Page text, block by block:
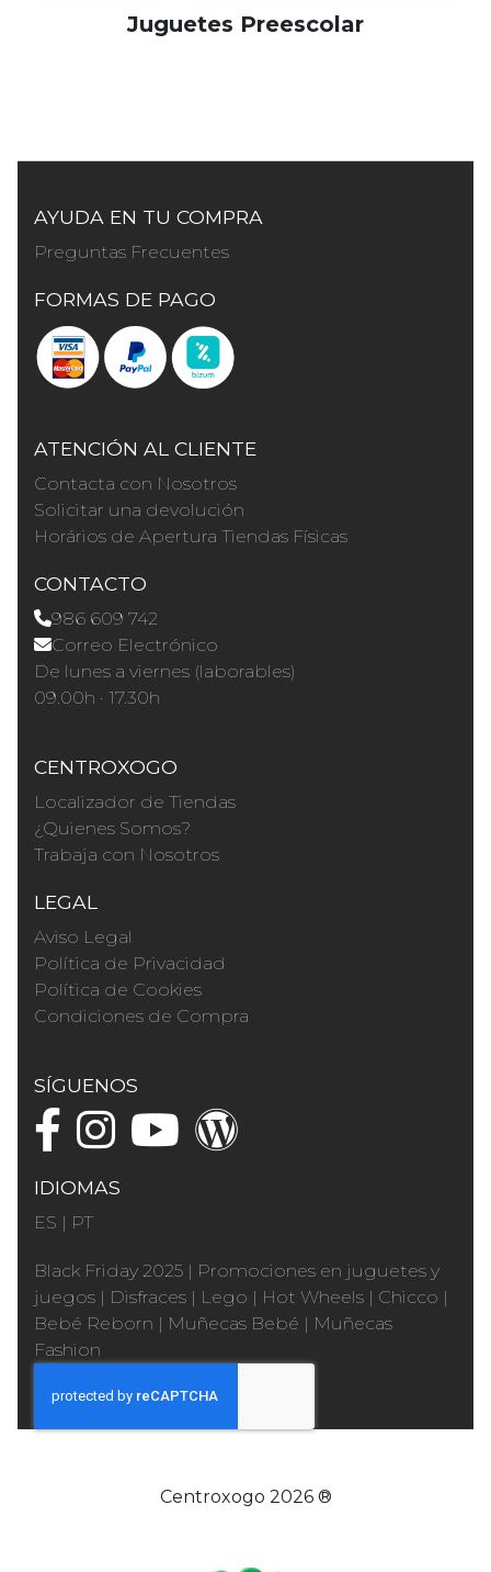
Juguetes Preescolar
AYUDA EN TU COMPRA
Preguntas Frecuentes
FORMAS DE PAGO
ATENCIÓN AL CLIENTE
Contacta con Nosotros
Solicitar una devolución
Horários de Apertura Tiendas Físicas
CONTACTO
986 609 742
Correo Electrónico
De lunes a viernes (laborables)
09.00h · 17.30h
CENTROXOGO
Localizador de Tiendas
¿Quienes Somos?
Trabaja con Nosotros
LEGAL
Aviso Legal
Política de Privacidad
Política de Cookies
Condiciones de Compra
SÍGUENOS
IDIOMAS
ES | PT
Black Friday 2025 | Promociones en juguetes y
juegos | Disfraces | Lego | Hot Wheels | Chicco |
Bebé Reborn | Muñecas Bebé | Muñecas
Fashion
Centroxogo 2026 ®